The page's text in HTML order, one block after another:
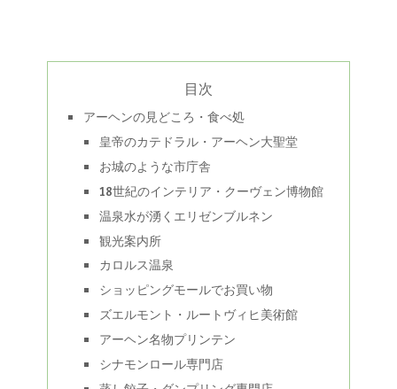
目次
アーヘンの見どころ・食べ処
皇帝のカテドラル・アーヘン大聖堂
お城のような市庁舎
18世紀のインテリア・クーヴェン博物館
温泉水が湧くエリゼンブルネン
観光案内所
カロルス温泉
ショッピングモールでお買い物
ズエルモント・ルートヴィヒ美術館
アーヘン名物プリンテン
シナモンロール専門店